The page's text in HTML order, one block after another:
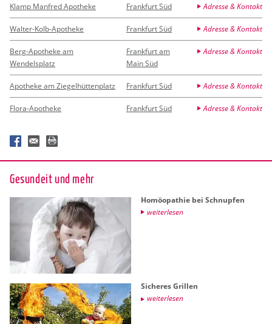
Klamp Manfred Apotheke Frankfurt Süd Adresse & Kontakt
Walter-Kolb-Apotheke Frankfurt Süd Adresse & Kontakt
Berg-Apotheke am
Wendelsplatz
Frankfurt am
Main Süd
Adresse & Kontakt
Apotheke am Ziegelhüttenplatz Frankfurt Süd Adresse & Kontakt
Flora-Apotheke Frankfurt Süd Adresse & Kontakt
Ge­sund­eit und mehr
Ho­möo­pa­thie bei Schnup­fen
wei­ter­le­sen
Si­che­res Gril­len
wei­ter­le­sen